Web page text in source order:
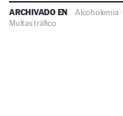
ARCHIVADO EN Alcoholemia·
Multas tráfico